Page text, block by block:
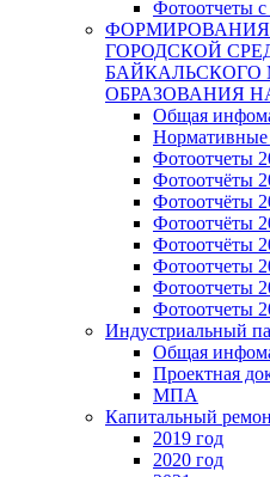
Фотоотчеты с
ГОРОДСКОЙ
ОБРАЗОВАНИЯ
Общая
Фотоотчеты
Фотоотчёты
Фотоотчёты
Фотоотчёты
Фотоотчёты
Фотоотчеты
Фотоотчеты
Фотоотчеты
Индустриальный
Общая
Проектная
МПА
Капитальный
2019 год
2020 год